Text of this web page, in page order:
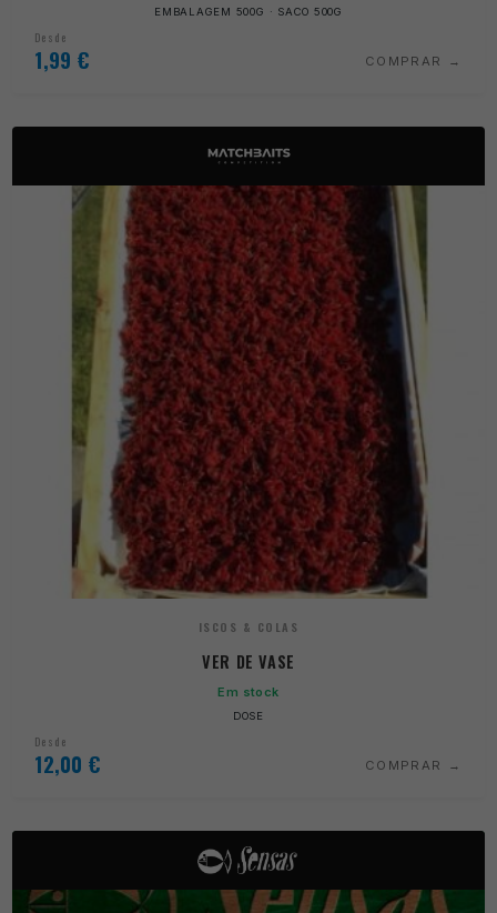
EMBALAGEM 500G · SACO 500G
Desde
1,99 € COMPRAR
ISCOS & COLAS
VER DE VASE
Em stock
DOSE
Desde
12,00 € COMPRAR